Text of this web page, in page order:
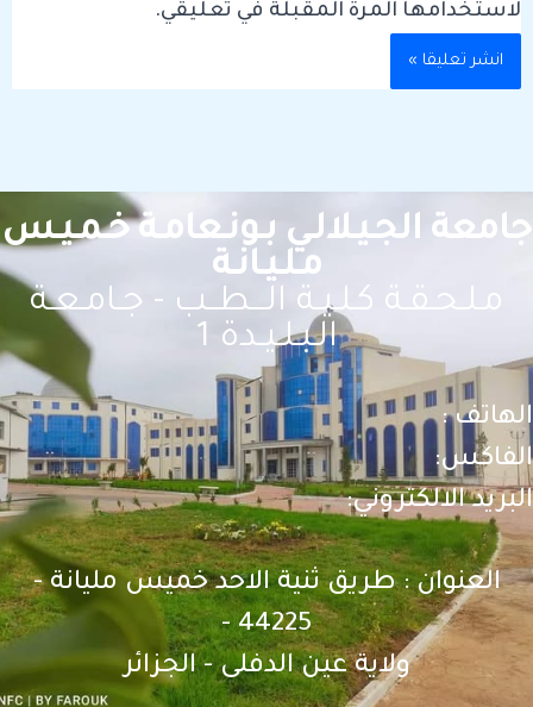
لاستخدامها المرة المقبلة في تعليقي.
الجـيـلالـي بـونـعامـة خـمـيـس
مـلـيـانـة
مـلـحـقـة كـلـيـة الـــطــب - جـامـعـة
الـبـلـيـدة 1
:
الالكتروني:
العنوان : طريق ثنية الاحد خميس مليانة -
44225 -
ولاية عين الدفلى - الجزائر